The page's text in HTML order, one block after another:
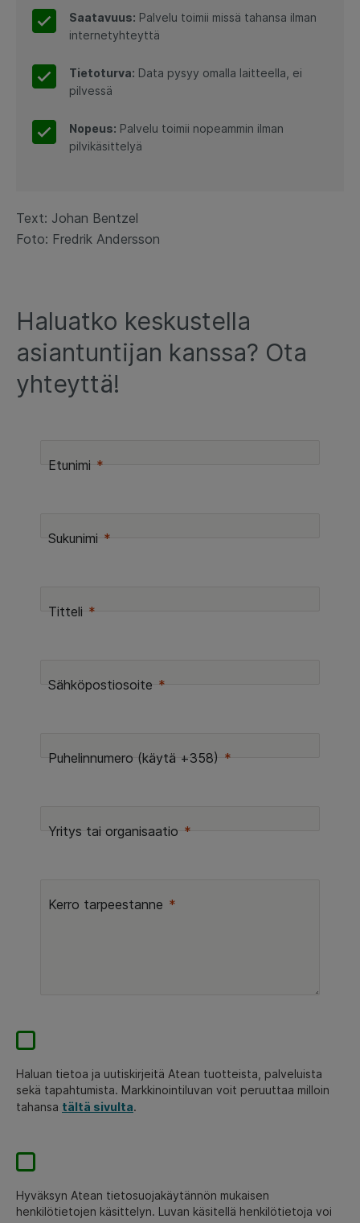
Saatavuus: Palvelu toimii missä tahansa ilman
internetyhteyttä
Tietoturva: Data pysyy omalla laitteella, ei
pilvessä
Nopeus: Palvelu toimii nopeammin ilman
pilvikäsittelyä
Text: Johan Bentzel
Foto: Fredrik Andersson
Haluatko keskustella
asiantuntijan kanssa? Ota
yhteyttä!
Etunimi
Sukunimi
Titteli
Sähköpostiosoite
Puhelinnumero (käytä +358)
Yritys tai organisaatio
Kerro tarpeestanne
Haluan tietoa ja uutiskirjeitä Atean tuotteista, palveluista
sekä tapahtumista. Markkinointiluvan voit peruuttaa milloin
tahansa tältä sivulta.
Hyväksyn Atean tietosuojakäytännön mukaisen
henkilötietojen käsittelyn. Luvan käsitellä henkilötietoja voi